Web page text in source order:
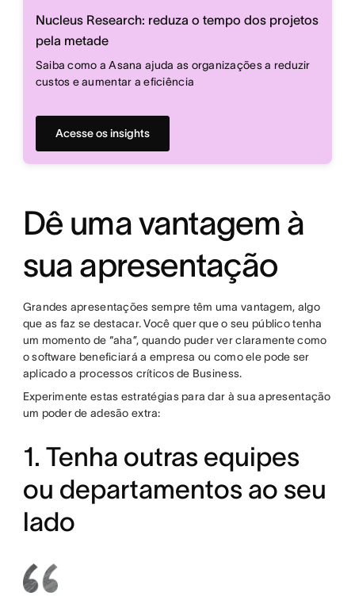
Nucleus Research: reduza o tempo dos projetos
pela metade
Saiba como a Asana ajuda as organizações a reduzir
custos e aumentar a eficiência
Acesse os insights
Dê uma vantagem à
sua apresentação
Grandes apresentações sempre têm uma vantagem, algo
que as faz se destacar. Você quer que o seu público tenha
um momento de “aha”, quando puder ver claramente como
o software beneficiará a empresa ou como ele pode ser
aplicado a processos críticos de Business.
Experimente estas estratégias para dar à sua apresentação
um poder de adesão extra:
1. Tenha outras equipes
ou departamentos ao seu
lado